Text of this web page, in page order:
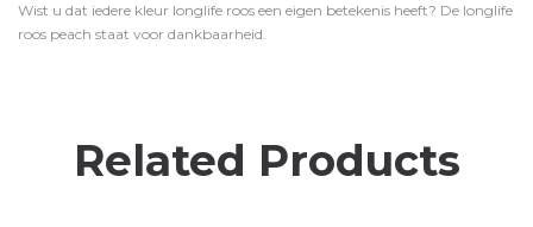
Wist u dat iedere kleur longlife roos een eigen betekenis heeft? De longlife
roos peach staat voor dankbaarheid.
Related Products